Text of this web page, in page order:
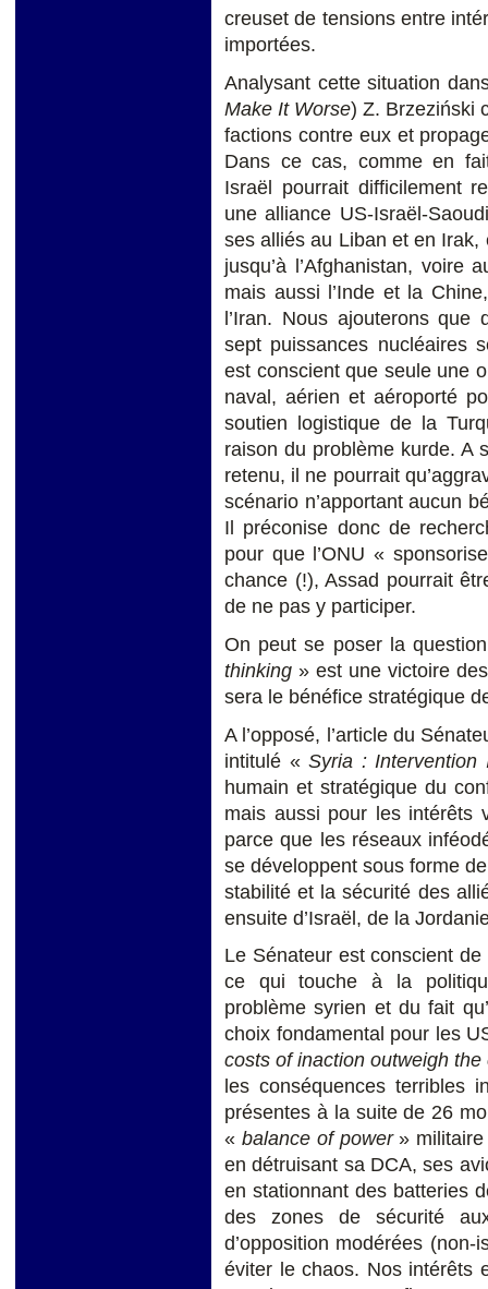
creuset de tensions entre
importées.
Analysant cette situation
Make It Worse) Z. Brzeziński
factions contre eux et
Dans ce cas, comme en
Israël pourrait difficilement
une alliance US-Israël-
ses alliés au Liban et en Irak,
jusqu’à l’Afghanistan, voire
mais aussi l’Inde et la
l’Iran. Nous ajouterons
sept puissances nucléaires
est conscient que seule une
naval, aérien et aéroporté
soutien logistique de la
raison du problème kurde. A
retenu, il ne pourrait
scénario n’apportant aucun
Il préconise donc de
pour que l’ONU «
chance (!), Assad pourrait
de ne pas y participer.
On peut se poser la
thinking » est une victoire
sera le bénéfice stratégique
A l’opposé, l’article du
intitulé «Syria : Intervention
humain et stratégique du
mais aussi pour les intérêts
parce que les réseaux
se développent sous forme
stabilité et la sécurité des
ensuite d’Israël, de la
Le Sénateur est conscient
ce qui touche à la
problème syrien et du fait
choix fondamental pour les
costs of inaction outweigh
les conséquences terribles
présentes à la suite de 26
« balance of power» militaire
en détruisant sa DCA, ses
en stationnant des batteries
des zones de sécurité
d’opposition modérées (non-
éviter le chaos. Nos intérêts